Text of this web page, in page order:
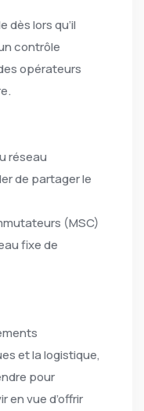
dès lors qu’il
contrôle
opérateurs
réseau
de partager le
(MSC)
fixe de
et la logistique,
pour
en vue d’offrir